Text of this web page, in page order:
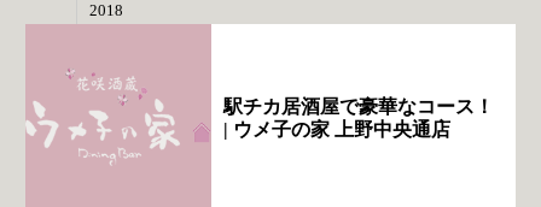
2018
駅チカ居酒屋で豪華なコース！
| ウメ子の家 上野中央通店